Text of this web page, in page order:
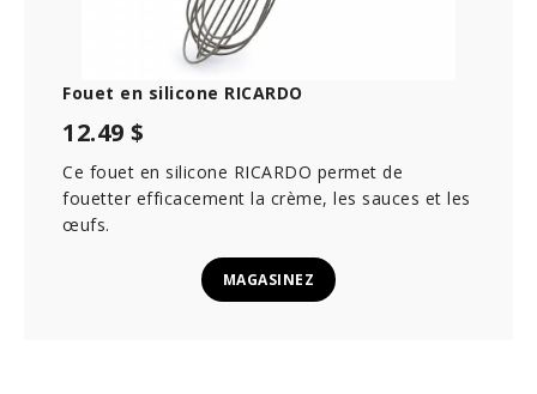
Fouet en silicone RICARDO
12.49 $
Ce fouet en silicone RICARDO permet de
fouetter efficacement la crème, les sauces et les
œufs.
MAGASINEZ